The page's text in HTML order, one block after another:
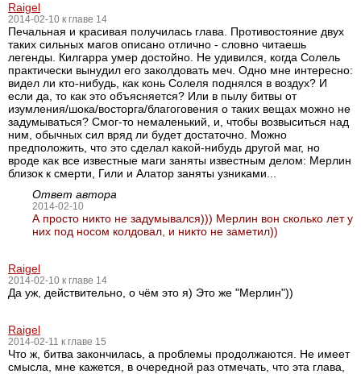
Raigel
2014-02-10 к главе 14
Печальная и красивая получилась глава. Противостояние двух
таких сильных магов описано отлично - словно читаешь
легенды. Килгарра умер достойно. Не удивился, когда Солель
практически вынудил его заколдовать меч. Одно мне интересно:
видел ли кто-нибудь, как конь Солеля поднялся в воздух? И
если да, то как это объясняется? Или в пылу битвы от
изумления/шока/восторга/благоговения о таких вещах можно не
задумываться? Смог-то немаленький, и, чтобы возвыситься над
ним, обычных сил вряд ли будет достаточно. Можно
предположить, что это сделал какой-нибудь другой маг, но
вроде как все известные маги заняты известным делом: Мерлин
близок к смерти, Гили и Алатор заняты узниками...
Ответ автора
2014-02-10
А просто никто не задумывался))) Мерлин вон сколько лет у
них под носом колдовал, и никто не заметил))
Raigel
2014-02-10 к главе 14
Да уж, действительно, о чём это я) Это же "Мерлин"))
Raigel
2014-02-11 к главе 15
Что ж, битва закончилась, а проблемы продолжаются. Не имеет
смысла, мне кажется, в очередной раз отмечать, что эта глава,